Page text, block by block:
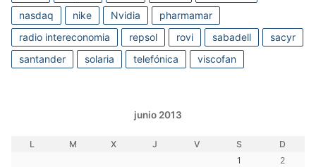
nasdaq
nike Nvidia
pharmamar
radio intereconomia
repsol rovi sabadell
sacyr
santander
solaria telefónica viscofan
junio 2013
L M X J V S
D
1
2